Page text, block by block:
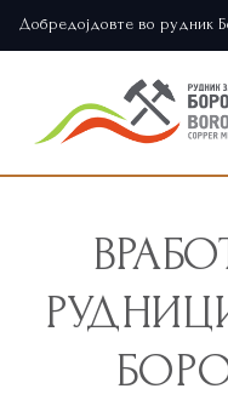
Добредојдовте во рудник